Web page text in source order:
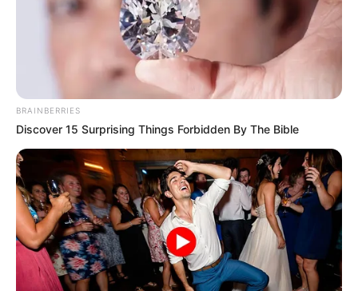
BRAINBERRIES
Discover 15 Surprising Things Forbidden By The Bible